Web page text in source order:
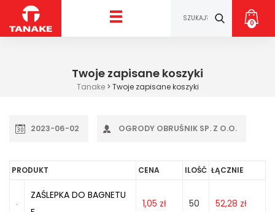
0
Twoje zapisane koszyki
Tanake> Twoje zapisane koszyki
2023-06-02 OGRODY OBRUŚNIK SP. Z O.O.
PRODUKT CENA ILOŚĆ ŁĄCZNIE
ZAŚLEPKA DO BAGNETU
1,05 zł 50 52,28 zł